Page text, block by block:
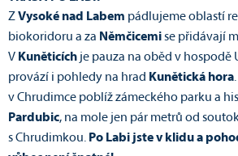
ZVysoké nad Labem pádlujeme oblastí
biokoridoru a za Němčicemise přidávají
V Kuněticích je pauza na oběd v hospodě
provází i pohledy na hrad Kunětická hora
v Chrudimce poblíž zámeckého parku a
Pardubic, na mole jen pár metrů od
s Chrudimkou. Po Labi jste v klidu a